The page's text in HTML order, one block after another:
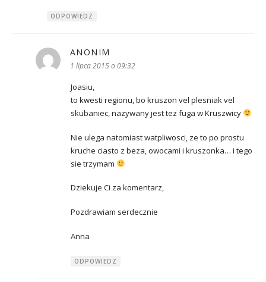
ODPOWIEDZ
ANONIM
1 lipca 2015 o 09:32
Joasiu,
to kwesti regionu, bo kruszon vel plesniak vel
skubaniec, nazywany jest tez fuga w Kruszwicy
Nie ulega natomiast watpliwosci, ze to po prostu
kruche ciasto z beza, owocami i kruszonka… i tego
sie trzymam
Dziekuje Ci za komentarz,
Pozdrawiam serdecznie
Anna
ODPOWIEDZ